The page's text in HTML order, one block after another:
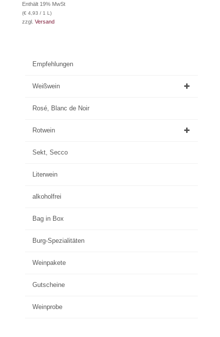
Enthält 19% MwSt
(€4,93 / 1 L)
zzgl. Versand
Empfehlungen
Weißwein
Rosé, Blanc de Noir
Rotwein
Sekt, Secco
Literwein
alkoholfrei
Bag in Box
Burg-Spezialitäten
Weinpakete
Gutscheine
Weinprobe